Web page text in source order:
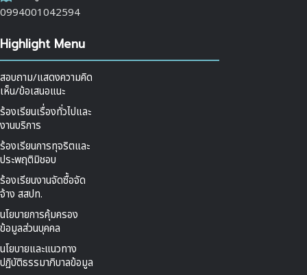
0994001042594
Highlight Menu
สอบถาม/แสดงความคิด
เห็น/ข้อเสนอแนะ
ร้องเรียนเรื่องทั่วไปและ
งานบริการ
ร้องเรียนการทุจริตและ
ประพฤติมิชอบ
ร้องเรียนงานจัดซื้อจัด
จ้าง สสปท.
นโยบายการคุ้มครอง
ข้อมูลส่วนบุคคล
นโยบายและแนวทาง
ปฏิบัติธรรมาภิบาลข้อมูล